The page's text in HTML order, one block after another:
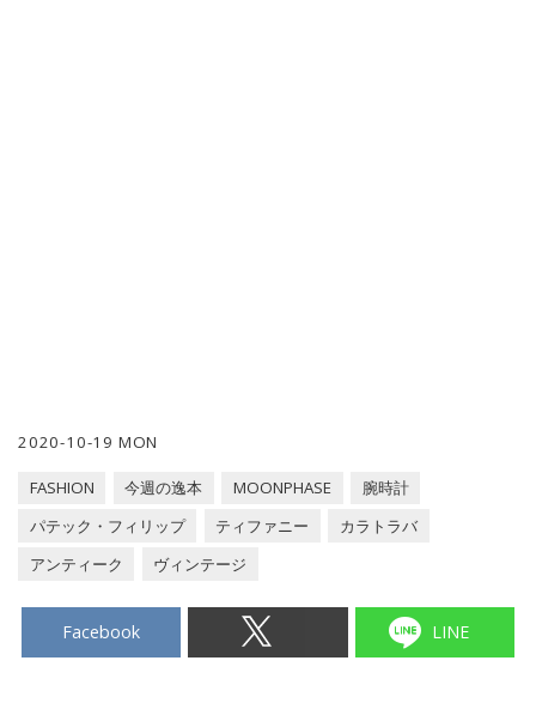
2020-10-19 MON
FASHION 今週の逸本 MOONPHASE
腕時計
パテック・フィリップ
ティファニー
カラトラバ
アンティーク
ヴィンテージ
Facebook LINE